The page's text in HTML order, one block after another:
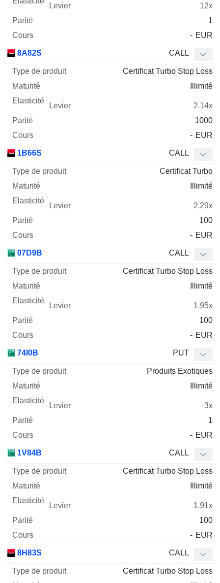
12x
1
- EUR
8A82S CALL
Certificat Turbo Stop Loss
Illimité
2.14x
1000
- EUR
1B66S CALL
Certificat Turbo
Illimité
2.29x
100
- EUR
07D9B CALL
Certificat Turbo Stop Loss
Illimité
1.95x
100
- EUR
74I0B PUT
Produits Exotiques
Illimité
-3x
1
- EUR
1V84B CALL
Certificat Turbo Stop Loss
Illimité
1.91x
100
- EUR
8H83S CALL
Certificat Turbo Stop Loss